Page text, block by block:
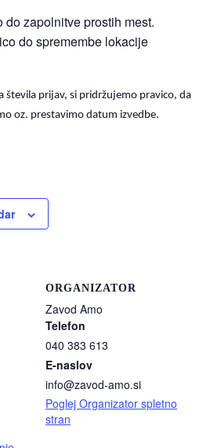
do zapolnitve prostih mest.
do spremembe lokacije
števila prijav, si pridržujemo pravico, da
oz. prestavimo datum izvedbe.
ORGANIZATOR
Zavod Amo
Telefon
040 383 613
E-naslov
info@zavod-amo.si
Poglej Organizator spletno
stran